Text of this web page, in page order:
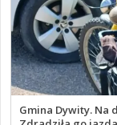
Gmina Dywity. Na